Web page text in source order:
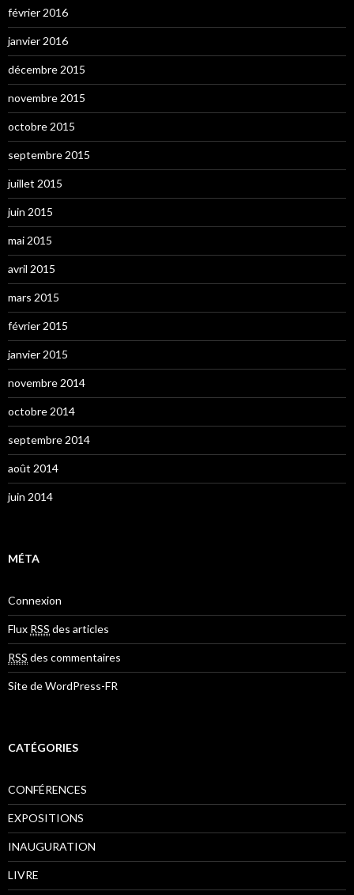
février 2016
janvier 2016
décembre 2015
novembre 2015
octobre 2015
septembre 2015
juillet 2015
juin 2015
mai 2015
avril 2015
mars 2015
février 2015
janvier 2015
novembre 2014
octobre 2014
septembre 2014
août 2014
juin 2014
MÉTA
Connexion
Flux RSS des articles
RSS des commentaires
Site de WordPress-FR
CATÉGORIES
CONFÉRENCES
EXPOSITIONS
INAUGURATION
LIVRE